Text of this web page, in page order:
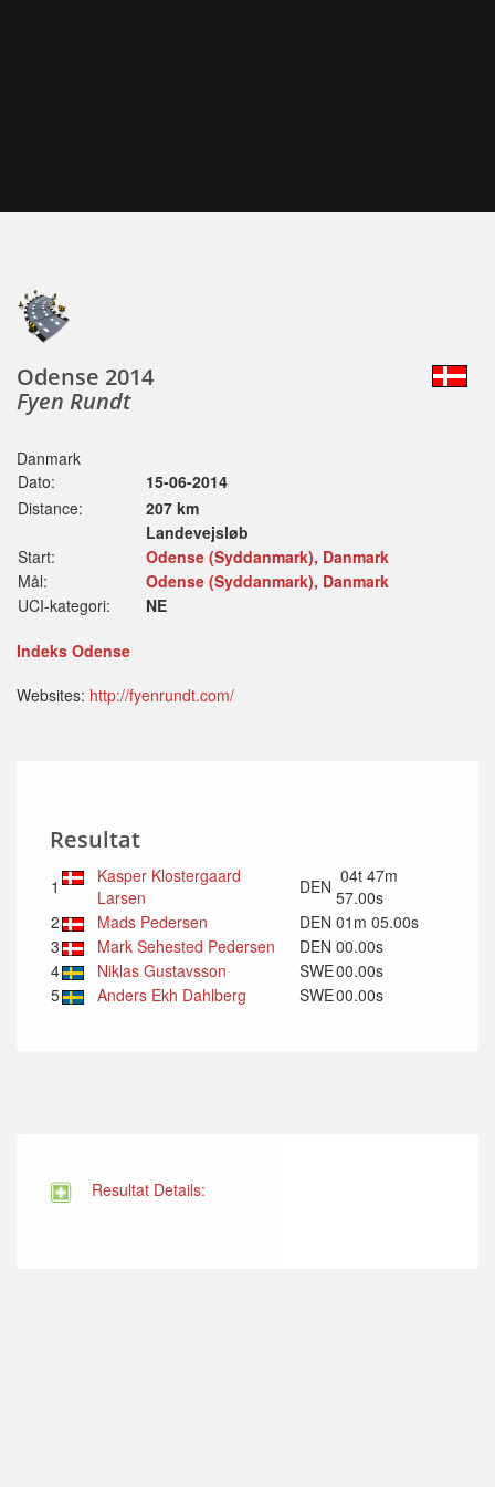
Odense 2014
Fyen Rundt
Danmark
Dato:
15-06-2014
Distance:
207 km
Landevejsløb
Start:
Odense (Syddanmark), Danmark
Mål:
Odense (Syddanmark), Danmark
UCI-kategori:
NE
Indeks Odense
Websites: http://fyenrundt.com/
Resultat
1
Kasper Klostergaard
Larsen
DEN 04t 47m
57.00s
2
Mads Pedersen DEN 01m 05.00s
3
Mark Sehested Pedersen DEN 00.00s
4
Niklas Gustavsson SWE00.00s
5
Anders Ekh Dahlberg SWE00.00s
Resultat Details: